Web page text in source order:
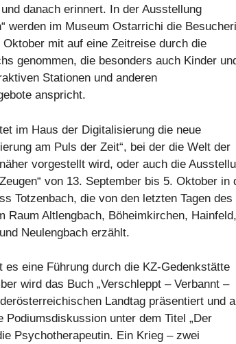
danach erinnert. In der Ausstellung
werden im Museum Ostarrichi die
mit auf eine Zeitreise durch die
genommen, die besonders auch Kinder
Stationen und anderen
anspricht.
im Haus der Digitalisierung die neue
am Puls der Zeit“, bei der die Welt der
vorgestellt wird, oder auch die
von 13. September bis 5. Oktober in
Totzenbach, die von den letzten Tagen des
Raum Altlengbach, Böheimkirchen, Hainfeld,
Neulengbach erzählt.
es eine Führung durch die KZ-Gedenkstätte
wird das Buch „Verschleppt – Verbannt –
Landtag präsentiert und
Podiumsdiskussion unter dem Titel „Der
Psychotherapeutin. Ein Krieg – zwei